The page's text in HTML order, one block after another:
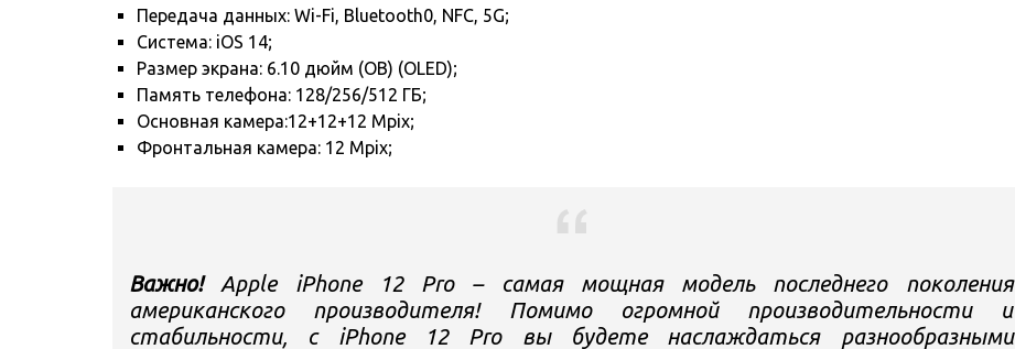
Передача данных: Wi-Fi, Bluetooth0, NFC, 5G;
Система: iOS 14;
Размер экрана: 6.10 дюйм (ОВ) (OLED);
Память телефона: 128/256/512 ГБ;
Основная камера:12+12+12 Mpix;
Фронтальная камера: 12 Mpix;
Важно!Apple iPhone 12 Pro – самая мощная модель последнего поколения
американского производителя! Помимо огромной производительности и
стабильности, с iPhone 12 Pro вы будете наслаждаться разнообразными